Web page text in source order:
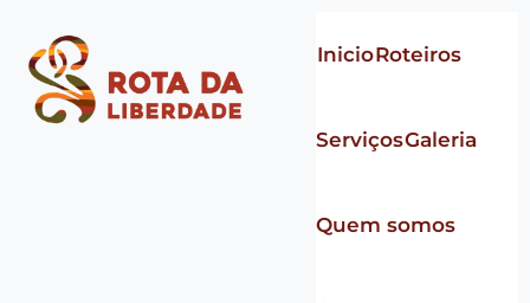
InicioRoteiros
ServiçosGaleria
Quem somos